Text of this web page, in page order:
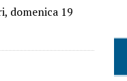
domenica 19